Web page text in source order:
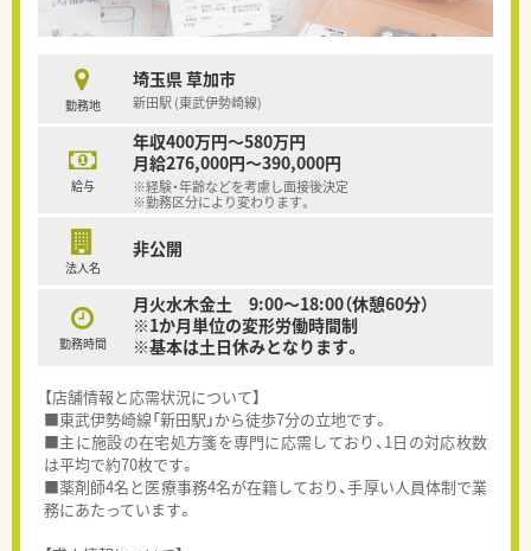
勤務地
埼玉県 草加市
新田駅 (東武伊勢崎線)
給与
年収400万円～580万円
月給276,000円～390,000円
※経験・年齢などを考慮し面接後決定
※勤務区分により変わります。
法人名
非公開
勤務時間
月火水木金土 9:00～18:00（休憩60分）
※1か月単位の変形労働時間制
※基本は土日休みとなります。
【店舗情報と応需状況について】
■東武伊勢崎線「新田駅」から徒歩7分の立地です。
■主に施設の在宅処方箋を専門に応需しており、1日の対応枚数
は平均で約70枚です。
■薬剤師4名と医療事務4名が在籍しており、手厚い人員体制で業
務にあたっています。